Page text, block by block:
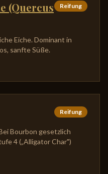
(Quercus
Reifung
Eiche. Dominant in
sanfte Süße.
Reifung
Bourbon gesetzlich
4 („Alligator Char")